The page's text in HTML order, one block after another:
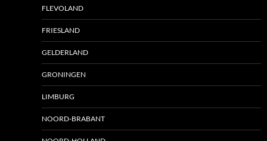
FLEVOLAND
FRIESLAND
GELDERLAND
GRONINGEN
LIMBURG
NOORD-BRABANT